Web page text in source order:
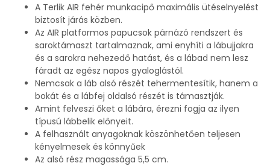
A Terlik AIR fehér munkacipő maximális ütéselnyelést
biztosít járás közben.
Az AIR platformos papucsok párnázó rendszert és
saroktámaszt tartalmaznak, ami enyhíti a lábujjakra
és a sarokra nehezedő hatást, és a lábad nem lesz
fáradt az egész napos gyaloglástól.
Nemcsak a láb alsó részét tehermentesítik, hanem a
bokát és a lábfej oldalsó részét is támasztják.
Amint felveszi őket a lábára, érezni fogja az ilyen
típusú lábbelik előnyeit.
A felhasznált anyagoknak köszönhetően teljesen
kényelmesek és könnyűek
Az alsó rész magassága 5,5 cm.